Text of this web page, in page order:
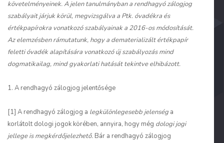
követelményeinek. A jelen tanulmányban a rendhagyó zálogjog
szabályait járjuk körül, megvizsgálva a Ptk. óvadékra és
értékpapírokra vonatkozó szabályainak a 2016-os módosítását.
Az elemzésben rámutatunk, hogy a dematerializált értékpapír
feletti óvadék alapítására vonatkozó új szabályozás mind
dogmatikailag, mind gyakorlati hatását tekintve elhibázott.
1. A rendhagyó zálogjog jelentősége
[1] A rendhagyó zálogjog a legkülönlegesebb jelenség a
korlátolt dologi jogok körében, annyira, hogy még dologi jogi
jellege is megkérdőjelezhető. Bár a rendhagyó zálogjog